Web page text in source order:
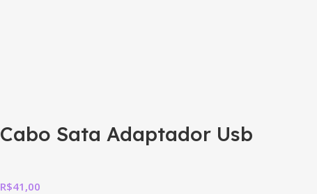
Cabo Sata Adaptador Usb
R$41,00